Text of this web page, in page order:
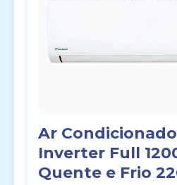
Ar
Inverter Full
Quente e Frio